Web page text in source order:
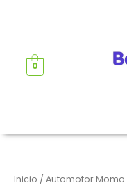
0
Inicio / Automotor Momo